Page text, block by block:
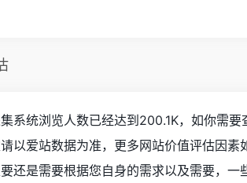
系统浏览人数已经达到200.1K，如你需
以爱站数据为准，更多网站价值评估因
还是需要根据您自身的需求以及需要，一